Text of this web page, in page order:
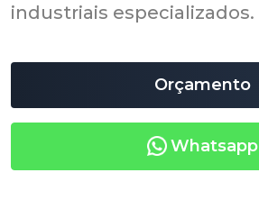
industriais especializados.
Orçamento
Whatsapp